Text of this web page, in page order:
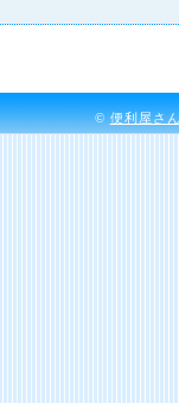
©便利屋さ